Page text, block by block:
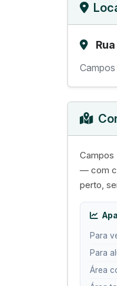
Campos
— com
perto,
Para
Para
Área